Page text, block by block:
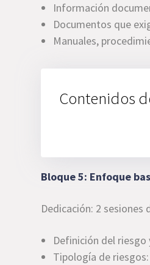
Información
Documentos que
Manuales,
Contenidos
Bloque 5: Enfoque
Dedicación: 2
Definición del riesgo
Tipología de